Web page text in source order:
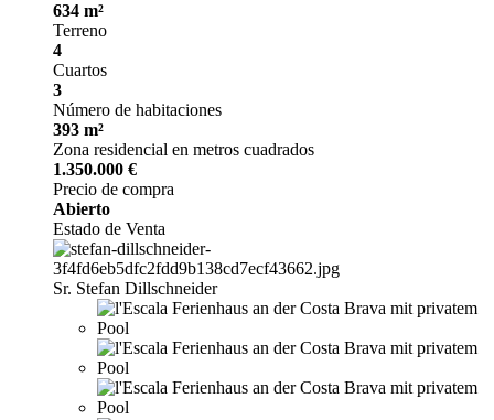
634 m²
Terreno
4
Cuartos
3
Número de habitaciones
393 m²
Zona residencial en metros cuadrados
1.350.000 €
Precio de compra
Abierto
Estado de Venta
Sr. Stefan Dillschneider